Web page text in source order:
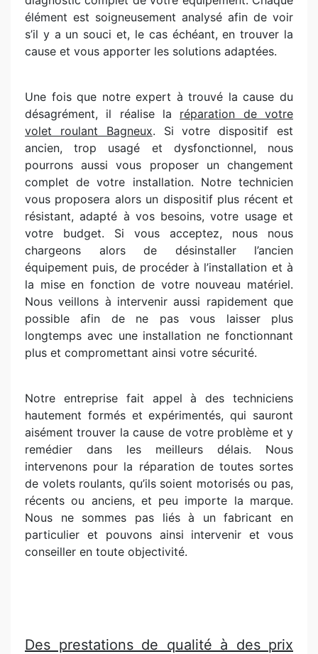
élément est soigneusement analysé afin de voir
s’il y a un souci et, le cas échéant, en trouver la
cause et vous apporter les solutions adaptées.
Une fois que notre expert à trouvé la cause du
désagrément, il réalise la réparation de votre
volet roulant Bagneux. Si votre dispositif est
ancien, trop usagé et dysfonctionnel, nous
pourrons aussi vous proposer un changement
complet de votre installation. Notre technicien
vous proposera alors un dispositif plus récent et
résistant, adapté à vos besoins, votre usage et
votre budget. Si vous acceptez, nous nous
chargeons alors de désinstaller l’ancien
équipement puis, de procéder à l’installation et à
la mise en fonction de votre nouveau matériel.
Nous veillons à intervenir aussi rapidement que
possible afin de ne pas vous laisser plus
longtemps avec une installation ne fonctionnant
plus et compromettant ainsi votre sécurité.
Notre entreprise fait appel à des techniciens
hautement formés et expérimentés, qui sauront
aisément trouver la cause de votre problème et y
remédier dans les meilleurs délais. Nous
intervenons pour la réparation de toutes sortes
de volets roulants, qu’ils soient motorisés ou pas,
récents ou anciens, et peu importe la marque.
Nous ne sommes pas liés à un fabricant en
particulier et pouvons ainsi intervenir et vous
conseiller en toute objectivité.
Des prestations de qualité à des prix